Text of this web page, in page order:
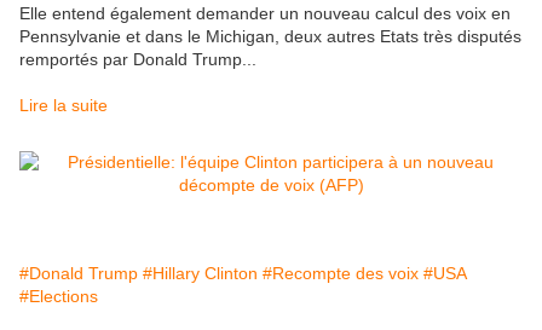
Elle entend également demander un nouveau calcul des voix en
Pennsylvanie et dans le Michigan, deux autres Etats très disputés
remportés par Donald Trump...
Lire la suite
#Donald Trump #Hillary Clinton #Recompte des voix #USA
#Elections